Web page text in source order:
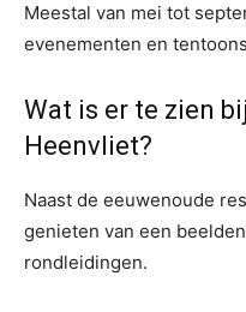
Meestal van mei tot
evenementen en
Wat is er te zien
Heenvliet?
Naast de eeuwenoude
genieten van een
rondleidingen.